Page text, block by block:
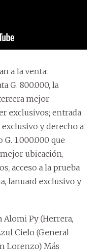
a la venta:
G. 800.000, la
mejor
exclusivos; entrada
y derecho a
1.000.000 que
ubicación,
acceso a la prueba
lanuard exclusivo y
Alomi Py (Herrera,
Cielo (General
Lorenzo) Más